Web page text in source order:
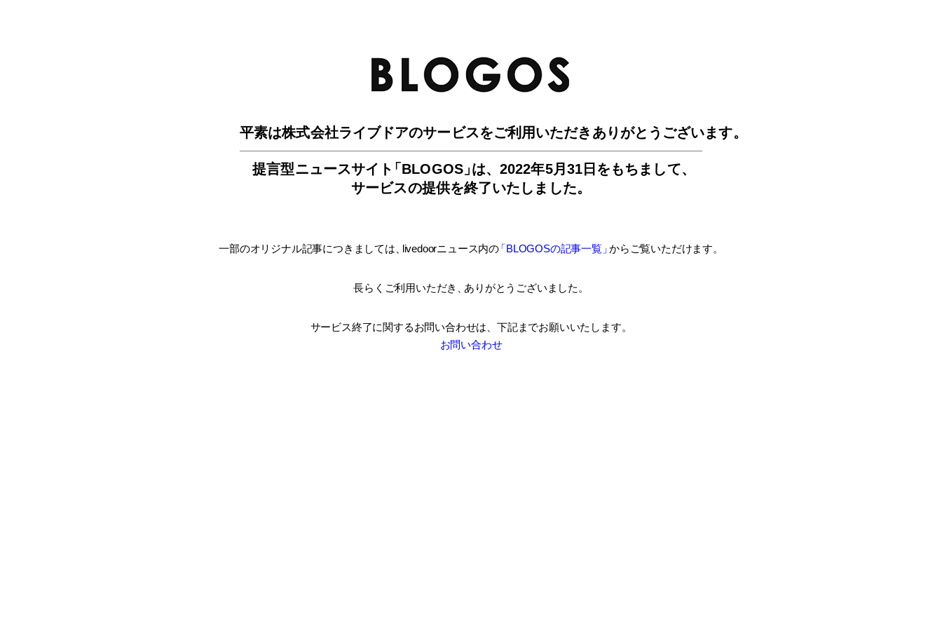
平素は株式会社ライブドアのサービスをご利用いただきありがとうございます。
提言型ニュースサイ ト「BLOGOS」は、2022年5月31日をもちまして、
サービスの提供を終了いたしました。
一部のオリジナル記事につきましては livedoorニュース内の「BLOGOSの記事一覧」 からご覧いただけます。
長らくご利用いただき ありがとうございました。
サービス終了に関するお問い合わせは、 下記までお願いいたします。
お問い合わせ